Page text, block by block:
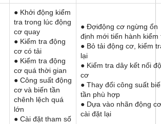
● Khởi động kiểm
tra trong lúc động
cơ quay
● Kiểm tra động
cơ có tải
● Kiểm tra động
cơ quá thời gian
● Công suất động
cơ và biến tần
chênh lệch quá
lớn
● Cài đặt tham số
● Đợiđộng cơ ngừng ổn
định mới tiến hành kiểm
● Bỏ tải động cơ, kiểm
lại
● Kiểm tra dây kết nối
cơ
● Thay đổi công suất
tần phù hợp
● Dựa vào nhãn động cơ
cài đặt lại